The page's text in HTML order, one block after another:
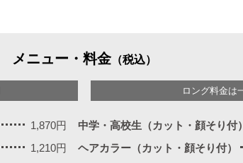
メニュー・料金（税込）
ロング料金は
1,870円 中学・高校生（カット・顔そり付）
1,210円 ヘアカラー（カット・顔そり付）